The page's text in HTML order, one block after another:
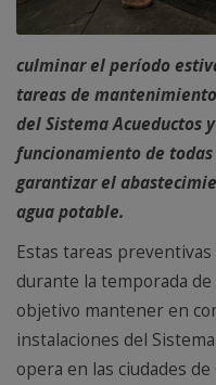
culminar el período
tareas de
del Sistema Acueductos
funcionamiento de
garantizar el
agua potable.
Estas tareas
durante la temporada
objetivo mantener en
instalaciones del
opera en las ciudades de